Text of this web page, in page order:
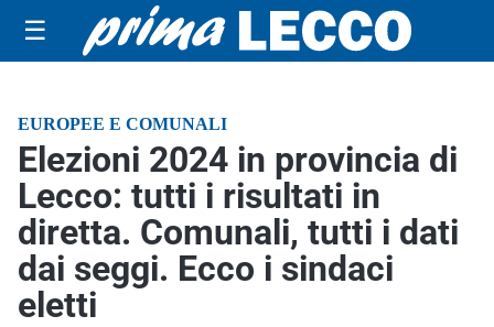
☰
EUROPEE E COMUNALI
Elezioni 2024 in provincia di
Lecco: tutti i risultati in
diretta. Comunali, tutti i dati
dai seggi. Ecco i sindaci
eletti